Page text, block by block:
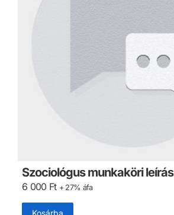
Szociológus munkaköri leírás
6 000 Ft + 27% áfa
Kosárba